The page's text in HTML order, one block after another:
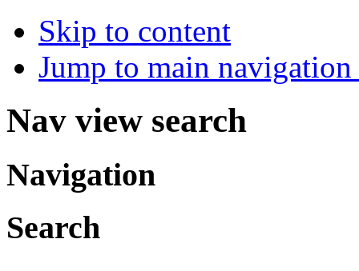
Skip to content
Jump to main
Nav view search
Navigation
Search